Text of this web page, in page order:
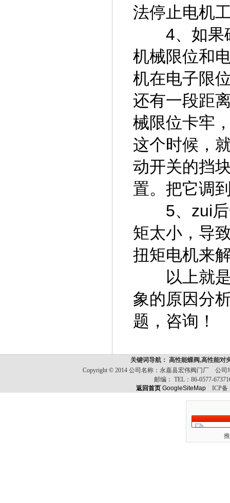
法停止电机
4、如果确
机械限位和
机在电子限
还有一段距
械限位卡牢
这个时候，
动开关的挡
置。把它调
5、zui后
矩太小，导
扭矩电机来
以上就是
象的原因分
题，咨询！
关键词导航： 高性能蝶阀,高性能对
Copyright © 2014 公司名称：永嘉县宏伟阀门厂 公
邮编： TEL： 86-0577-
返回首页 GoogleSiteMap ICP备